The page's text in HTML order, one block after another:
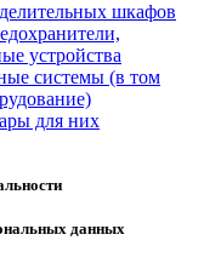
шкафов
устройства
системы (в том
для них
данных